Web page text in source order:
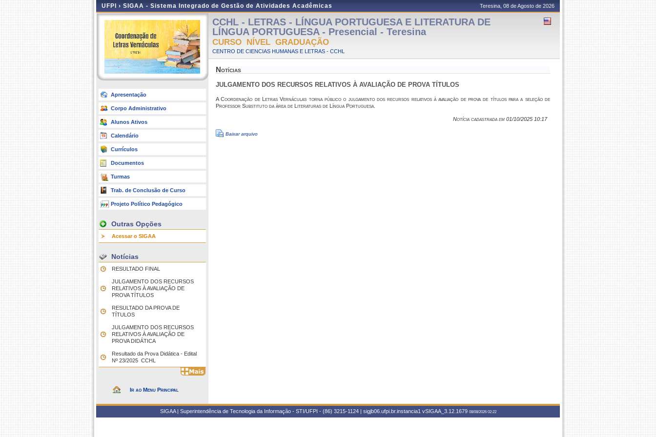
UFPI › SIGAA - Sistema Integrado de Gestão de Atividades Acadêmicas Teresina, 08 de Agosto de 2026
Apresentação
Corpo Administrativo
Alunos Ativos
Calendário
Currículos
Documentos
Turmas
Trab. de Conclusão de Curso
Projeto Político Pedagógico
Outras Opções
Acessar o SIGAA
Notícias
RESULTADO FINAL
JULGAMENTO DOS RECURSOS
RELATIVOS À AVALIAÇÃO DE
PROVA TÍTULOS
RESULTADO DA PROVA DE
TÍTULOS
JULGAMENTO DOS RECURSOS
RELATIVOS À AVALIAÇÃO DE
PROVA DIDÁTICA
Resultado da Prova Didática - Edital
Nº 23/2025  CCHL
Ir ao Menu Principal
CCHL - LETRAS - LÍNGUA PORTUGUESA E LITERATURA DE
LÍNGUA PORTUGUESA - Presencial - Teresina
CURSO NÍVEL GRADUAÇÃO
CENTRO DE CIENCIAS HUMANAS E LETRAS - CCHL
Notícias
JULGAMENTO DOS RECURSOS RELATIVOS À AVALIAÇÃO DE PROVA TÍTULOS
A Coordenação de Letras Vernáculas torna público o julgamento dos recursos relativos à avaliação de prova de títulos para a seleção de
Professor Substituto da área de Literaturas de Língua Portuguesa.
Notícia cadastrada em 01/10/2025 10:17
Baixar arquivo
SIGAA | Superintendência de Tecnologia da Informação - STI/UFPI - (86) 3215-1124 | sigjb06.ufpi.br.instancia1 vSIGAA_3.12.1679 08/08/2026 02:22